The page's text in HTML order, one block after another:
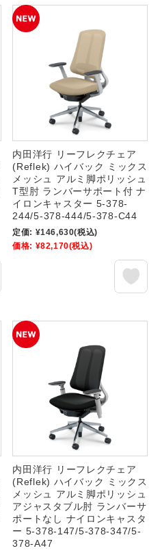
内田洋行 リーフレクチェア
(Reflek) ハイバック ミックス
メッシュ アルミ脚ポリッシュ
T型肘 ランバーサポート付 ナ
イロンキャスター 5-378-
244/5-378-444/5-378-C44
定価: ¥146,630(税込)
価格: ¥82,170(税込)
内田洋行 リーフレクチェア
(Reflek) ハイバック ミックス
メッシュ アルミ脚ポリッシュ
アジャスタブル肘 ランバーサ
ポートなし ナイロンキャスタ
ー 5-378-147/5-378-347/5-
378-A47